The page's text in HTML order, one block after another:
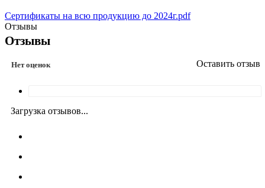
Сертификаты на всю продукцию до 2024г.pdf
Отзывы
Отзывы
Нет оценок Оставить отзыв
Загрузка отзывов...